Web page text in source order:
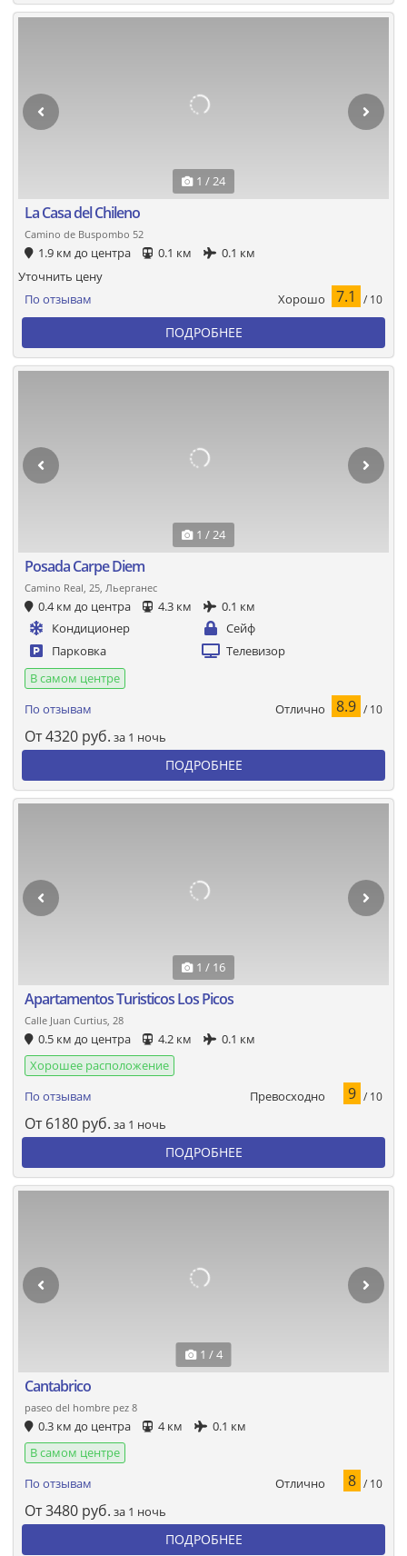
1 / 24
La Casa del Chileno
Camino de Buspombo 52
1.9 км до центра 0.1 км 0.1 км
По отзывам Хорошо 7.1 / 10
Уточнить цену
ПОДРОБНЕЕ
1 / 24
Posada Carpe Diem
Camino Real, 25, Льерганес
0.4 км до центра 4.3 км
0.1 км
Кондиционер
Сейф
Парковка
Телевизор
В самом центре
По отзывам
Отлично 8.9 / 10
От4320 руб. за 1 ночь
ПОДРОБНЕЕ
1 / 16
Apartamentos Turisticos Los Picos
Calle Juan Curtius, 28
0.5 км до центра 4.2 км
0.1 км
Хорошее расположение
По отзывам
Превосходно 9 / 10
От 6180 руб. за 1 ночь
ПОДРОБНЕЕ
1 / 4
Cantabrico
paseo del hombre pez 8
0.3 км до центра 4 км
0.1 км
В самом центре
По отзывам
Отлично 8 / 10
От3480 руб. за 1 ночь
ПОДРОБНЕЕ